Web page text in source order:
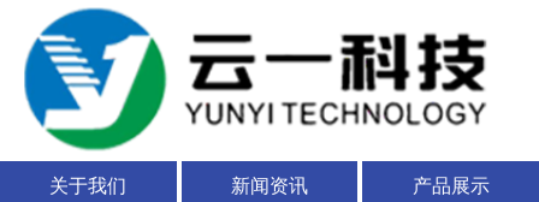
关于我们 新闻资讯
产品展示